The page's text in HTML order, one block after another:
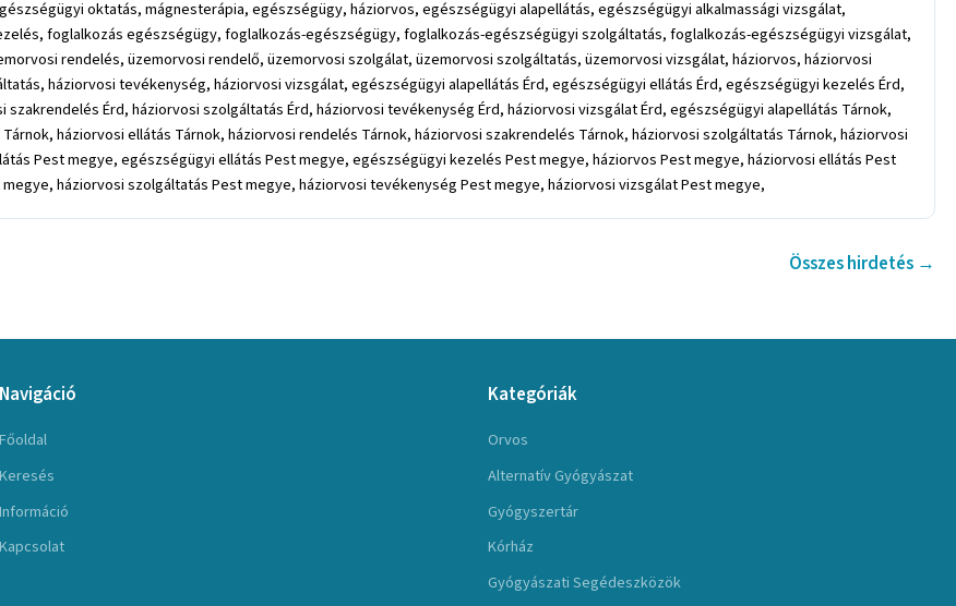
oktatás, mágnesterápia, egészségügy, háziorvos, egészségügyi alapellátás, egészségügyi alkalmassági vizsgálat,
foglalkozás egészségügy, foglalkozás-egészségügy, foglalkozás-egészségügyi szolgáltatás, foglalkozás-egészségügyi vizsgálat,
rendelés, üzemorvosi rendelő, üzemorvosi szolgálat, üzemorvosi szolgáltatás, üzemorvosi vizsgálat, háziorvos, háziorvosi
háziorvosi tevékenység, háziorvosi vizsgálat, egészségügyi alapellátás Érd, egészségügyi ellátás Érd, egészségügyi kezelés Érd,
Érd, háziorvosi szolgáltatás Érd, háziorvosi tevékenység Érd, háziorvosi vizsgálat Érd, egészségügyi alapellátás Tárnok,
háziorvosi ellátás Tárnok, háziorvosi rendelés Tárnok, háziorvosi szakrendelés Tárnok, háziorvosi szolgáltatás Tárnok, háziorvosi
Pest megye, egészségügyi ellátás Pest megye, egészségügyi kezelés Pest megye, háziorvos Pest megye, háziorvosi ellátás Pest
háziorvosi szolgáltatás Pest megye, háziorvosi tevékenység Pest megye, háziorvosi vizsgálat Pest megye,
Összes hirdetés →
Navigáció
Főoldal
Keresés
Információ
Kapcsolat
Kategóriák
Orvos
Alternatív Gyógyászat
Gyógyszertár
Kórház
Gyógyászati Segédeszközök